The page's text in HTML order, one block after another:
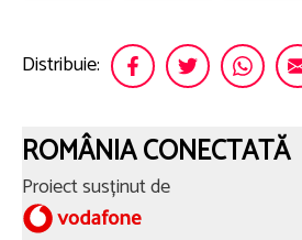
Distribuie:
ROMÂNIA CONECTATĂ
Proiect susținut de